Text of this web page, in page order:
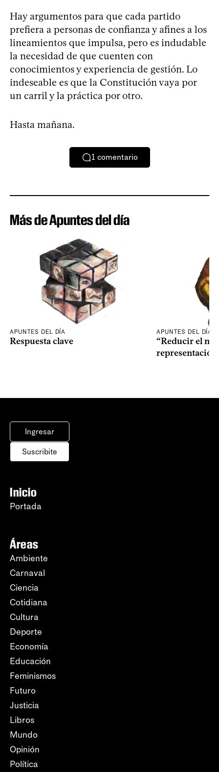
Hay argumentos para que cada partido
prefiera a personas de confianza y afines a los
lineamientos que impulsa, pero es indudable
la necesidad de que cuenten con
conocimientos y experiencia de gestión. Lo
indeseable es que la Constitución vaya por
un carril y la práctica por otro.
Hasta mañana.
1 comentario
Más de Apuntes del día
APUNTES DEL DÍA
Respuesta clave
APUNTES DEL DÍA
“Reducir el
Ingresar
Suscribite
Inicio
Portada
Áreas
Ambiente
Carnaval
Ciencia
Cotidiana
Cultura
Deporte
Economía
Educación
Feminismos
Futuro
Justicia
Libros
Mundo
Opinión
Política